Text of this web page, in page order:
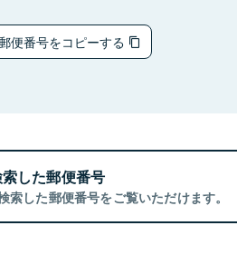
便番号をコピーする
した郵便番号
索した郵便番号をご覧いただけます。